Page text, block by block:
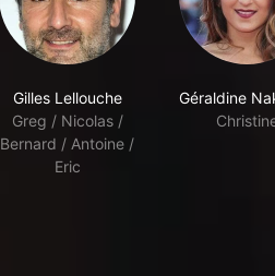
Gilles Lellouche
Greg / Nicolas /
Bernard / Antoine /
Eric
Géraldine